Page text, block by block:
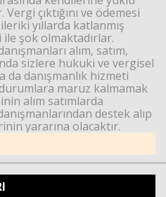
çıktığını ve ödemesi
yıllarda katlanmış
şok olmaktadırlar.
alım, satım,
sizlere hukuki ve vergisel
da danışmanlık hizmeti
maruz kalmamak
alım satımlarda
destek alıp
yararına olacaktır.